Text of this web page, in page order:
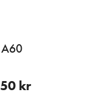
kr